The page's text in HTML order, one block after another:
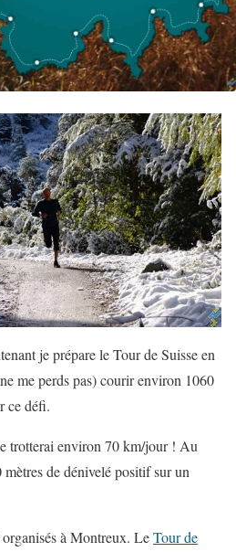
je prépare le Tour de Suisse en
me perds pas) courir environ 1060
ce défi.
trotterai environ 70 km/jour ! Au
de dénivelé positif sur un
à Montreux. LeTour de